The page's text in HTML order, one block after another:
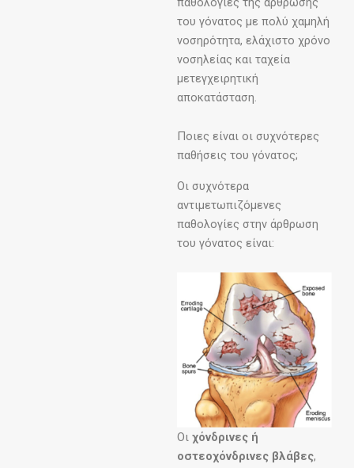
του γόνατος με πολύ χαμηλή
νοσηρότητα, ελάχιστο χρόνο
νοσηλείας και ταχεία
μετεγχειρητική
αποκατάσταση.
Ποιες είναι οι συχνότερες
παθήσεις του γόνατος;
Οι συχνότερα
αντιμετωπιζόμενες
παθολογίες στην άρθρωση
του γόνατος είναι:
Οι χόνδρινες ή
οστεοχόνδρινες βλάβες,